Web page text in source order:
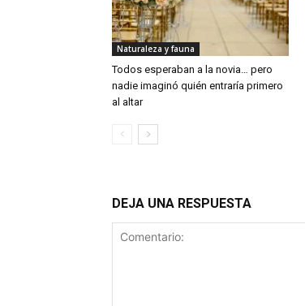
Naturaleza y fauna
Todos esperaban a la novia… pero
nadie imaginó quién entraría primero
al altar
DEJA UNA RESPUESTA